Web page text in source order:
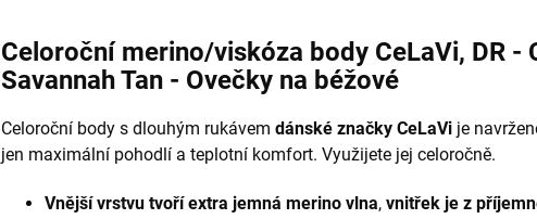
Celoroční merino/viskóza body CeLaVi, DR -
Savannah Tan - Ovečky na béžové
Celoroční body s dlouhým rukávem dánské značky CeLaVi je
jen maximální pohodlí a teplotní komfort. Využijete jej celoročně.
Vnější vrstvu tvoří extra jemná merino vlna, vnitřek je z